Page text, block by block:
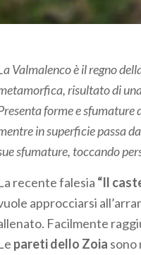
Valmalenco è il regno
risultato di
forme e
in superficie passa
sfumature, toccando
recente falesia “Il
approcciarsi
Facilmente
pareti dello Zoia sono